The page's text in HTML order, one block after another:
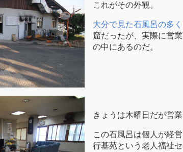
これがその外観。
大分で見た石風呂の多く
窟だったが、実際に営
の中にあるのだ。
きょうは木曜日だが営業
この石風呂は個人が経
行基苑という老人福祉